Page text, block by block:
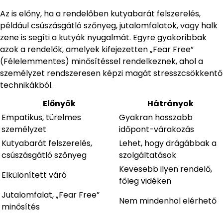
Az is előny, ha a rendelőben kutyabarát felszerelés,
például csúszásgátló szőnyeg, jutalomfalatok, vagy halk
zene is segíti a kutyák nyugalmát. Egyre gyakoribbak
azok a rendelők, amelyek kifejezetten „Fear Free”
(Félelemmentes) minősítéssel rendelkeznek, ahol a
személyzet rendszeresen képzi magát stresszcsökkentő
technikákból.
Előnyök
Hátrányok
Empatikus, türelmes
személyzet
Gyakran hosszabb
időpont-várakozás
Kutyabarát felszerelés,
csúszásgátló szőnyeg
Lehet, hogy drágábbak a
szolgáltatások
Elkülönített váró
Kevesebb ilyen rendelő,
főleg vidéken
Jutalomfalat, „Fear Free”
minősítés
Nem mindenhol elérhető